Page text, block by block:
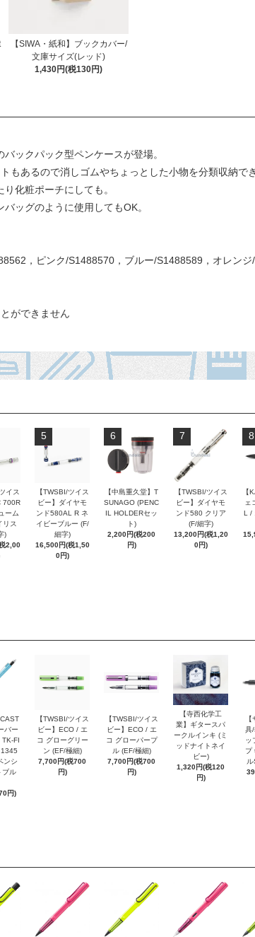
【SIWA・紙和】ブックカバー/
文庫サイズ(レッド)
1,430円(税130円)
ックパック型ペンケースが登場。
もあるので消しゴムやちょっとした小物を分類収納で
化粧ポーチにしても。
ッグのように使用してもOK。
，ピンク/S1488570，ブルー/S1488589，オレン
ができません
イス
700R
ーム
リス
)
2,00
5
【TWSBI/ツイス
ビー】ダイヤモ
ンド580AL R ネ
イビーブルー (F/
細字)
16,500円(税1,50
0円)
6
【中島重久堂】T
SUNAGO (PENC
IL HOLDERセッ
ト)
2,200円(税200
円)
7
【TWSBI/ツイス
ビー】ダイヤモ
ンド580 クリア
(F/細字)
13,200円(税1,20
0円)
8
【
ェ
L /
CAST
バー
TK-FI
ンシ
ブル
円)
【TWSBI/ツイス
ビー】ECO / エ
コ グローグリー
ン (EF/極細)
7,700円(税700
円)
【TWSBI/ツイス
ビー】ECO / エ
コ グローパープ
ル (EF/極細)
7,700円(税700
円)
【寺西化学工
業】ギタースパ
ークルインキ (ミ
ッドナイトネイ
ビー)
1,320円(税120
円)
具
ッ
プ